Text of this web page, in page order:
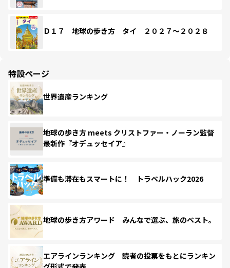
Ｄ１７ 地球の歩き方 タイ ２０２７～２０２８
特設ページ
世界遺産ランキング
地球の歩き方 meets クリストファー・ノーラン監督
最新作『オデュッセイア』
準備も滞在もスマートに！ トラベルハック2026
地球の歩き方アワード みんなで選ぶ、旅のベスト。
エアラインランキング 読者の投票をもとにランキン